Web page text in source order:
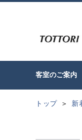
客室のご案内
トップ 新